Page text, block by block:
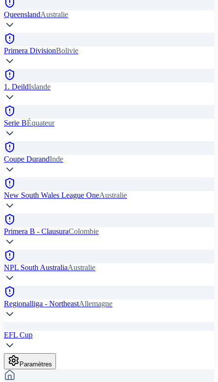
QueenslandAustralie
Primera DivisionBolivie
1. DeildIslande
Serie BÉquateur
Coupe DurandInde
New South Wales League OneAustralie
Primera B - ClausuraColombie
NPL South AustraliaAustralie
Regionalliga - NortheastAllemagne
EFL Cup
Paramètres